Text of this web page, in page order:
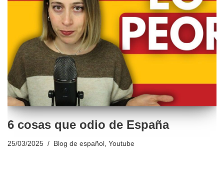
6 cosas que odio de España
25/03/2025 Blog de español , Youtube